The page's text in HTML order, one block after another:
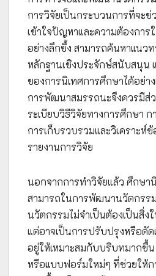
การวิจัยเป็นกระบวนการที่จะช่
เข้าใจปัญหาและความต้องกา
อย่างลึกซึ้ง สามารถค้นหาแนว
หลักฐานเชิงประจักษ์สนับสนุน
ของการนิเทศการศึกษาได้อย่า
การพัฒนาสมรรถนะจึงควรมีส่
ระเบียบวิธีวิจัยทางการศึกษา
การเก็บรวบรวมและวิเคราะห์
รายงานการวิจัย
นอกจากการทำวิจัยแล้ว ศึกษา
สามารถในการพัฒนานวัตกรร
นวัตกรรมไม่จำเป็นต้องเป็นสิ่ง
แต่อาจเป็นการปรับปรุงหรือดั
อยู่ให้เหมาะสมกับบริบทมากขึ้
หรือแบบฟอร์มใหม่ๆ ที่ช่วยให้